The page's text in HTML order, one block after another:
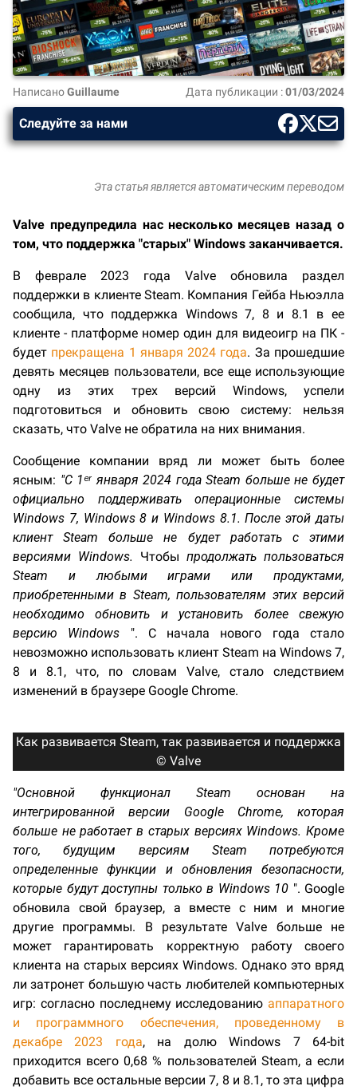
НаписаноGuillaume Дата публикации :01/03/2024
Следуйте за нами
Эта статья является автоматическим переводом
Valve предупредила нас несколько месяцев назад о
том, что поддержка "старых" Windows заканчивается.
В феврале 2023 года Valve обновила раздел
поддержки в клиенте Steam. Компания Гейба Ньюэлла
сообщила, что поддержка Windows 7, 8 и 8.1 в ее
клиенте - платформе номер один для видеоигр на ПК -
будет прекращена 1 января 2024 года. За прошедшие
девять месяцев пользователи, все еще использующие
одну из этих трех версий Windows, успели
подготовиться и обновить свою систему: нельзя
сказать, что Valve не обратила на них внимания.
Сообщение компании вряд ли может быть более
ясным: "С 1ᵉʳ января 2024 года Steam больше не будет
официально поддерживать операционные системы
Windows 7, Windows 8 и Windows 8.1. После этой даты
клиент Steam больше не будет работать с этими
версиями Windows.
Чтобы продолжать пользоваться
Steam и любыми играми или продуктами,
приобретенными в Steam, пользователям этих версий
необходимо обновить и установить более свежую
версию Windows ". С начала нового года стало
невозможно использовать клиент Steam на Windows 7,
8 и 8.1, что, по словам Valve, стало следствием
изменений в браузере Google Chrome.
Как развивается Steam, так развивается и поддержка
© Valve
"Основной функционал Steam основан на
интегрированной версии Google Chrome, которая
больше не работает в старых версиях Windows. Кроме
того, будущим версиям Steam потребуются
определенные функции и обновления безопасности,
которые будут доступны только в Windows 10 ". Google
обновила свой браузер, а вместе с ним и многие
другие программы. В результате Valve больше не
может гарантировать корректную работу своего
клиента на старых версиях Windows. Однако это вряд
ли затронет большую часть любителей компьютерных
игр: согласно последнему исследованию аппаратного
и программного обеспечения, проведенному в
декабре 2023 года, на долю Windows 7 64-bit
приходится всего 0,68 % пользователей Steam, а если
добавить все остальные версии 7, 8 и 8.1, то эта цифра